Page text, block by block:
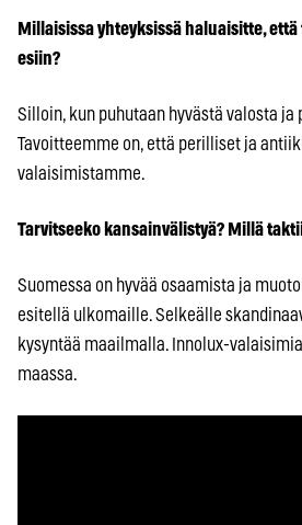
Millaisissa yhteyksissä haluaisitte,
esiin?
Silloin, kun puhutaan hyvästä valosta
Tavoitteemme on, että perilliset ja
valaisimistamme.
Tarvitseeko kansainvälistyä? Millä
Suomessa on hyvää osaamista ja
esitellä ulkomaille. Selkeälle
kysyntää maailmalla. Innolux-
maassa.